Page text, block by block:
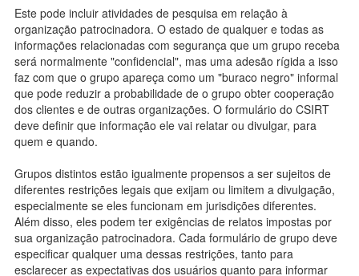
Este pode incluir atividades de pesquisa em relação à
organização patrocinadora. O estado de qualquer e todas as
informações relacionadas com segurança que um grupo receba
será normalmente "confidencial", mas uma adesão rígida a isso
faz com que o grupo apareça como um "buraco negro" informal
que pode reduzir a probabilidade de o grupo obter cooperação
dos clientes e de outras organizações. O formulário do CSIRT
deve definir que informação ele vai relatar ou divulgar, para
quem e quando.
Grupos distintos estão igualmente propensos a ser sujeitos de
diferentes restrições legais que exijam ou limitem a divulgação,
especialmente se eles funcionam em jurisdições diferentes.
Além disso, eles podem ter exigências de relatos impostas por
sua organização patrocinadora. Cada formulário de grupo deve
especificar qualquer uma dessas restrições, tanto para
esclarecer as expectativas dos usuários quanto para informar